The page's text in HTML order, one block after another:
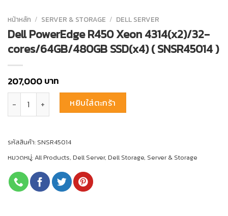
หน้าหลัก / SERVER & STORAGE / DELL SERVER
Dell PowerEdge R450 Xeon 4314(x2)/32-
cores/64GB/480GB SSD(x4) ( SNSR45014 )
207,000บาท
จำนวน Dell PowerEdge R450 Xeon 4314(x2)/32-cores/64GB/
หยิบใส่ตะกร้า
รหัสสินค้า: SNSR45014
หมวดหมู่:All Products, Dell Server, Dell Storage, Server & Storage